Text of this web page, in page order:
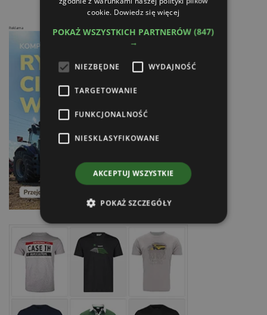
Reklama
cookie. Dowiedz się więcej
POKAŻ WSZYSTKICH PARTNERÓW(847)
→
NIEZBĘDNE WYDAJNOŚĆ
TARGETOWANIE
FUNKCJONALNOŚĆ
NIESKLASYFIKOWANE
AKCEPTUJ WSZYSTKIE
POKAŻ SZCZEGÓŁY